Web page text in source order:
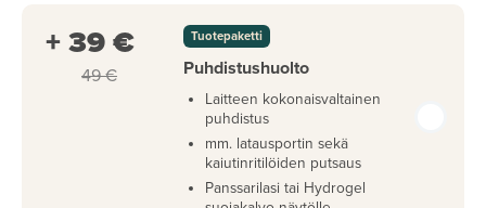
+ 39 €
49 €
Tuotepaketti
Puhdistushuolto
Laitteen kokonaisvaltainen
puhdistus
mm. latausportin sekä
kaiutinritilöiden putsaus
Panssarilasi tai Hydrogel